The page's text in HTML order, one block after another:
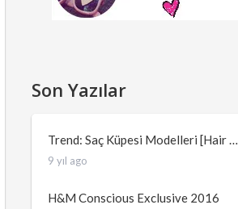
Son Yazılar
Trend: Saç Küpesi Modelleri [Hair …
9 yıl ago
H&M Conscious Exclusive 2016